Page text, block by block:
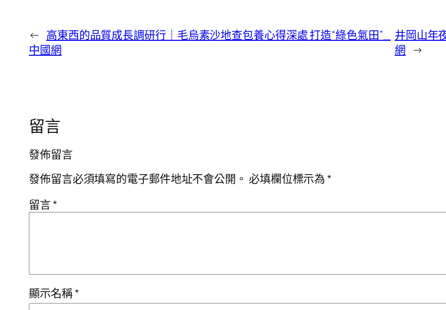
← 高東西的品質成長調研行｜毛烏素沙地查包養心得深處 打造“綠色氣田”_
中國網
井岡山年
網 →
留言
發佈留言
發佈留言必須填寫的電子郵件地址不會公開。 必填欄位標示為*
留言*
顯示名稱*